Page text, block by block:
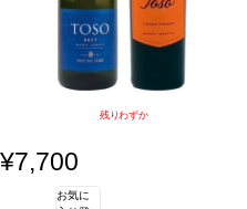
残りわずか
¥7,700
お気に